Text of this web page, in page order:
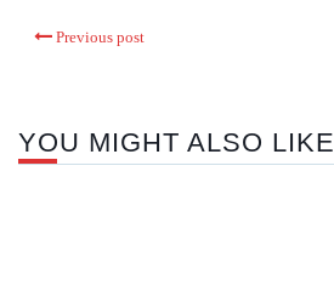
Previous post
YOU MIGHT ALSO LIKE